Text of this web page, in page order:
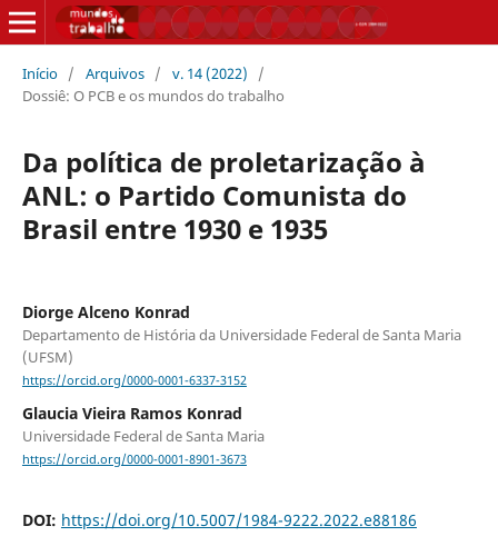
Início / Arquivos / v. 14 (2022)
/
Dossiê: O PCB e os mundos do trabalho
Da política de proletarização à
ANL: o Partido Comunista do
Brasil entre 1930 e 1935
Diorge Alceno Konrad
Departamento de História da Universidade Federal de Santa Maria
(UFSM)
https://orcid.org/0000-0001-6337-3152
Glaucia Vieira Ramos Konrad
Universidade Federal de Santa Maria
https://orcid.org/0000-0001-8901-3673
DOI: https://doi.org/10.5007/1984-9222.2022.e88186